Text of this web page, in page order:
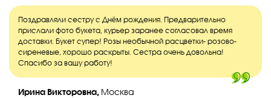
Поздравляли сестру с Днём рождения. Предварительно
прислали фото букета, курьер заранее согласовал время
доставки. Букет супер! Розы необычной расцветки- розово-
сиреневые, хорошо раскрыты. Сестра очень довольна!
Спасибо за вашу работу!
Ирина Викторовна, Москва